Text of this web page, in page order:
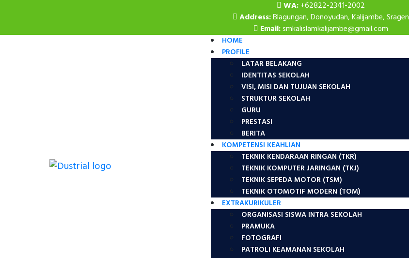
WA:+62822-2341-2002
Address:Blagungan, Donoyudan, Kalijambe, Sragen
Email:smkalislamkalijambe@gmail.com
HOME
PROFILE
LATAR BELAKANG
IDENTITAS SEKOLAH
VISI, MISI DAN TUJUAN SEKOLAH
STRUKTUR SEKOLAH
GURU
PRESTASI
BERITA
KOMPETENSI KEAHLIAN
TEKNIK KENDARAAN RINGAN (TKR)
TEKNIK KOMPUTER JARINGAN (TKJ)
TEKNIK SEPEDA MOTOR (TSM)
TEKNIK OTOMOTIF MODERN (TOM)
EXTRAKURIKULER
ORGANISASI SISWA INTRA SEKOLAH
PRAMUKA
FOTOGRAFI
PATROLI KEAMANAN SEKOLAH